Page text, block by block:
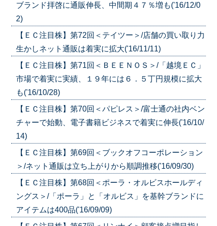
ブランド拝啓に通販伸長、中間期４７％増も('16/12/0
2)
【ＥＣ注目株】第72回＜テイツー＞/店舗の買い取り力
生かしネット通販は着実に拡大('16/11/11)
【ＥＣ注目株】第71回＜ＢＥＥＮＯＳ＞/「越境ＥＣ」
市場で着実に実績、１９年には６．５丁円規模に拡大
も('16/10/28)
【ＥＣ注目株】第70回＜パピレス＞/富士通の社内ベン
チャーで始動、電子書籍ビジネスで着実に伸長('16/10/
14)
【ＥＣ注目株】第69回＜ブックオフコーポレーション
＞/ネット通販は立ち上がりから順調推移('16/09/30)
【ＥＣ注目株】第68回＜ポーラ・オルビスホールディ
ングス＞/「ポーラ」と「オルビス」を基幹ブランドに
アイテムは400品('16/09/09)